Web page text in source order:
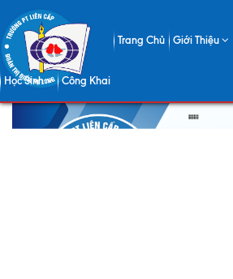
Trang Chủ Giới Thiệu
Học Sinh Công Khai